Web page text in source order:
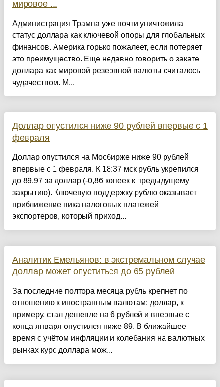
мировое ...
Администрация Трампа уже почти уничтожила
статус доллара как ключевой опоры для глобальных
финансов. Америка горько пожалеет, если потеряет
это преимущество. Еще недавно говорить о закате
доллара как мировой резервной валюты считалось
чудачеством. М...
Доллар опустился ниже 90 рублей впервые с 1
февраля
Доллар опустился на Мосбирже ниже 90 рублей
впервые с 1 февраля. К 18:37 мск рубль укрепился
до 89,97 за доллар (-0,86 копеек к предыдущему
закрытию). Ключевую поддержку рублю оказывает
приближение пика налоговых платежей
экспортеров, который приход...
Аналитик Емельянов: в экстремальном случае
доллар может опуститься до 65 рублей
За последние полтора месяца рубль крепнет по
отношению к иностранным валютам: доллар, к
примеру, стал дешевле на 6 рублей и впервые с
конца января опустился ниже 89. В ближайшее
время с учётом инфляции и колебания на валютных
рынках курс доллара мож...